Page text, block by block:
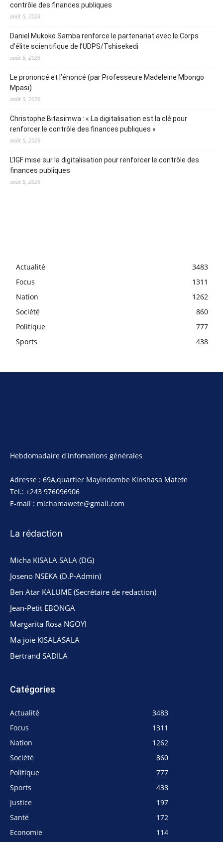
contrôle des finances publiques
août 5, 2026
Daniel Mukoko Samba renforce le partenariat avec le Corps
d’élite scientifique de l’UDPS/Tshisekedi
août 5, 2026
Le prononcé et l’énoncé (par Professeure Madeleine Mbongo
Mpasi)
août 5, 2026
Christophe Bitasimwa : « La digitalisation est la clé pour
renforcer le contrôle des finances publiques »
août 5, 2026
L’IGF mise sur la digitalisation pour renforcer le contrôle des
finances publiques
août 5, 2026
Actualité
3483
Focus
1311
Nation
1262
Société
860
Politique
777
Sports
438
Hebdomadaire d'infomations générales
Adresse : 69A,quartier Mayindombe Kinshasa Matete
Tel.: +243 976096906
E-mail : michamawete@gmail.com
La rédaction
Micha KISALA SALA (DG)
Joseno NSEKA (D.P-Admin)
Ben Atar KALUME (Secrétaire de redaction)
Jean-Petit EBONGA
Margarita Rosa NGOYI
Ma joie KISALASALA
Bertrand SADILA
Catégories
Actualité
3483
Focus
1311
Nation
1262
Société
860
Politique
777
Sports
438
Justice
197
Santé
172
Economie
114